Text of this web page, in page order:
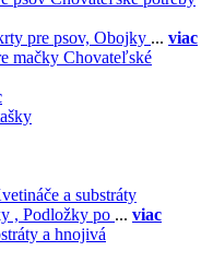
pre psov, Obojky ... viac
Chovateľské
a substráty
, Podložky po ... viac
a hnojivá